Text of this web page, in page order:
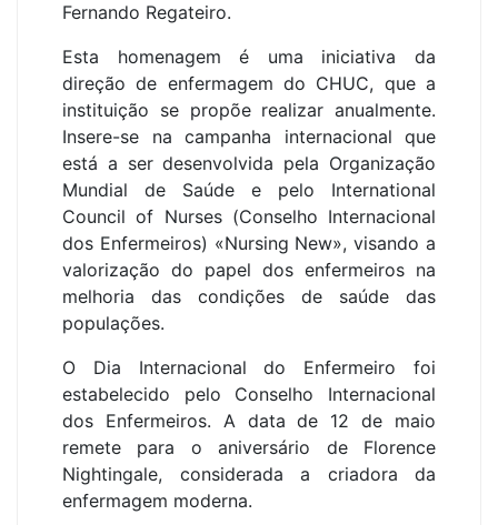
Fernando Regateiro.
Esta homenagem é uma iniciativa da
direção de enfermagem do CHUC, que a
instituição se propõe realizar anualmente.
Insere-se na campanha internacional que
está a ser desenvolvida pela Organização
Mundial de Saúde e pelo International
Council of Nurses (Conselho Internacional
dos Enfermeiros) «Nursing New», visando a
valorização do papel dos enfermeiros na
melhoria das condições de saúde das
populações.
O Dia Internacional do Enfermeiro foi
estabelecido pelo Conselho Internacional
dos Enfermeiros. A data de 12 de maio
remete para o aniversário de Florence
Nightingale, considerada a criadora da
enfermagem moderna.